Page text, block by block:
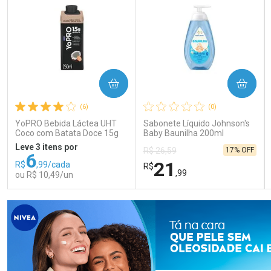
(6)
YoPRO Bebida Láctea UHT
Coco com Batata Doce 15g
de proteínas 250ml
Leve 3 itens por
R$6,99/cada
ou R$ 10,49/un
COMPRAR
FECHAR
Laboratório
FECHAR
Por Menos
(0)
Sabonete Líquido Johnson's
Baby Baunilha 200ml
R$ 26,59
R$21 ,99
17% OFF
COMPRAR
Laboratório
Por Menos